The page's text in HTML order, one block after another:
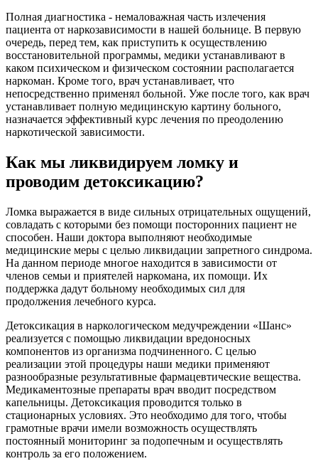
Полная диагностика - немаловажная часть излечения
пациента от наркозависимости в нашей больнице. В первую
очередь, перед тем, как приступить к осуществлению
восстановительной программы, медики устанавливают в
каком психическом и физическом состоянии располагается
наркоман. Кроме того, врач устанавливает, что
непосредственно применял больной. Уже после того, как врач
устанавливает полную медицинскую картину больного,
назначается эффективный курс лечения по преодолению
наркотической зависимости.
Как мы ликвидируем ломку и
проводим детоксикацию?
Ломка выражается в виде сильных отрицательных ощущений,
совладать с которыми без помощи посторонних пациент не
способен. Наши доктора выполняют необходимые
медицинские меры с целью ликвидации запретного синдрома.
На данном периоде многое находится в зависимости от
членов семьи и приятелей наркомана, их помощи. Их
поддержка дадут больному необходимых сил для
продолжения лечебного курса.
Детоксикация в наркологическом медучреждении «Шанс»
реализуется с помощью ликвидации вредоносных
компонентов из организма подчиненного. С целью
реализации этой процедуры наши медики применяют
разнообразные результативные фармацевтические вещества.
Медикаментозные препараты врач вводит посредством
капельницы. Детоксикация проводится только в
стационарных условиях. Это необходимо для того, чтобы
грамотные врачи имели возможность осуществлять
постоянный мониторинг за подопечным и осуществлять
контроль за его положением.